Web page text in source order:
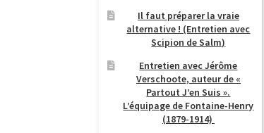
Il faut préparer la vraie
alternative ! (Entretien avec
Scipion de Salm)
Entretien avec Jérôme
Verschoote, auteur de «
Partout J’en Suis ».
L’équipage de Fontaine-Henry
(1879-1914)